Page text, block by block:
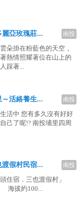
南投
麗亞玫瑰莊...
朵掛在粉藍色的天空，
熱情照耀著位在山上的
踩著...
南投
～活絡養生...
活中 您有多久沒有好好
己了呢!? 南投埔里四周
南投
渡假村民宿...
頭住宿．三也渡假村」
海拔約100...